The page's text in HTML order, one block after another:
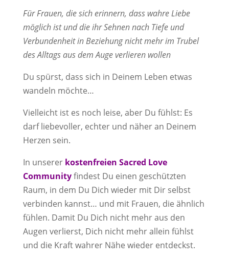
Für Frauen, die sich erinnern, dass wahre Liebe
möglich ist und die ihr Sehnen nach Tiefe und
Verbundenheit in Beziehung nicht mehr im Trubel
des Alltags aus dem Auge verlieren wollen
Du spürst, dass sich in Deinem Leben etwas
wandeln möchte…
Vielleicht ist es noch leise, aber Du fühlst: Es
darf liebevoller, echter und näher an Deinem
Herzen sein.
In unserer kostenfreien Sacred Love
Communityfindest Du einen geschützten
Raum, in dem Du Dich wieder mit Dir selbst
verbinden kannst… und mit Frauen, die ähnlich
fühlen. Damit Du Dich nicht mehr aus den
Augen verlierst, Dich nicht mehr allein fühlst
und die Kraft wahrer Nähe wieder entdeckst.